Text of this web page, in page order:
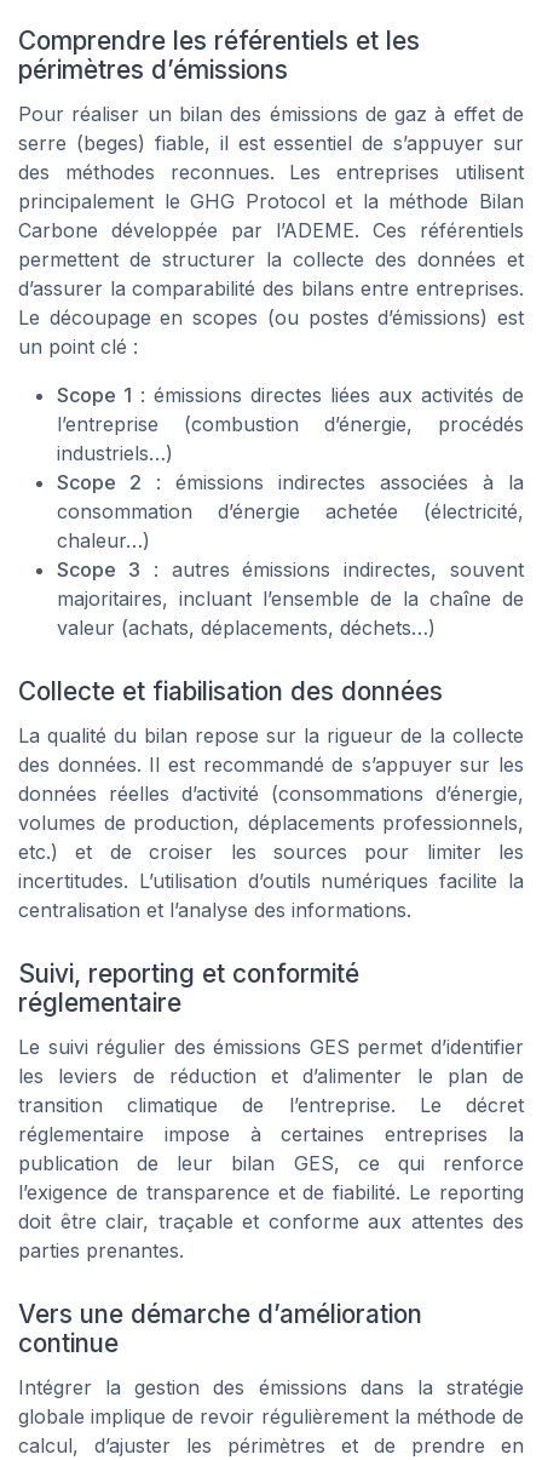
Comprendre les référentiels et les
périmètres d’émissions
Pour réaliser un bilan des émissions de gaz à effet de
serre (beges) fiable, il est essentiel de s’appuyer sur
des méthodes reconnues. Les entreprises utilisent
principalement le GHG Protocol et la méthode Bilan
Carbone développée par l’ADEME. Ces référentiels
permettent de structurer la collecte des données et
d’assurer la comparabilité des bilans entre entreprises.
Le découpage en scopes (ou postes d’émissions) est
un point clé :
Scope 1 : émissions directes liées aux activités de
l’entreprise (combustion d’énergie, procédés
industriels…)
Scope 2 : émissions indirectes associées à la
consommation d’énergie achetée (électricité,
chaleur…)
Scope 3 : autres émissions indirectes, souvent
majoritaires, incluant l’ensemble de la chaîne de
valeur (achats, déplacements, déchets…)
Collecte et fiabilisation des données
La qualité du bilan repose sur la rigueur de la collecte
des données. Il est recommandé de s’appuyer sur les
données réelles d’activité (consommations d’énergie,
volumes de production, déplacements professionnels,
etc.) et de croiser les sources pour limiter les
incertitudes. L’utilisation d’outils numériques facilite la
centralisation et l’analyse des informations.
Suivi, reporting et conformité
réglementaire
Le suivi régulier des émissions GES permet d’identifier
les leviers de réduction et d’alimenter le plan de
transition climatique de l’entreprise. Le décret
réglementaire impose à certaines entreprises la
publication de leur bilan GES, ce qui renforce
l’exigence de transparence et de fiabilité. Le reporting
doit être clair, traçable et conforme aux attentes des
parties prenantes.
Vers une démarche d’amélioration
continue
Intégrer la gestion des émissions dans la stratégie
globale implique de revoir régulièrement la méthode de
calcul, d’ajuster les périmètres et de prendre en